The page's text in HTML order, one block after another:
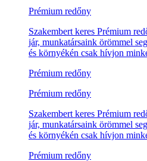
Prémium redőny
Szakembert keres Prémium
jár, munkatársaink örömmel
és környékén csak hívjon
Prémium redőny
Prémium redőny
Szakembert keres Prémium
jár, munkatársaink örömmel
és környékén csak hívjon
Prémium redőny